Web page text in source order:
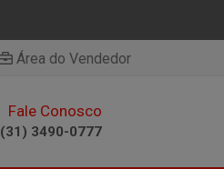
Área do Vendedor
Fale Conosco
(31) 3490-0777